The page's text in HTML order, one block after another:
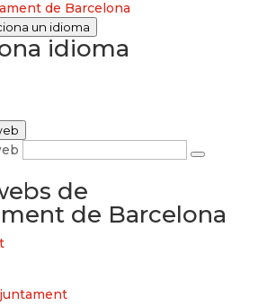
un idioma
idioma
de
de Barcelona